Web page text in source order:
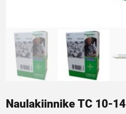
Naulakiinnike TC 10-14